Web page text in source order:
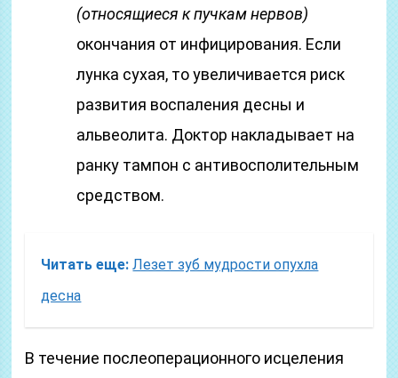
(относящиеся к пучкам нервов)
окончания от инфицирования. Если
лунка сухая, то увеличивается риск
развития воспаления десны и
альвеолита. Доктор накладывает на
ранку тампон с антивосполительным
средством.
Читать еще: Лезет зуб мудрости опухла
десна
В течение послеоперационного исцеления